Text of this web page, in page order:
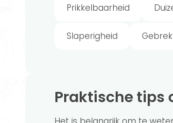
Prikkelbaarheid
Slaperigheid
Praktische